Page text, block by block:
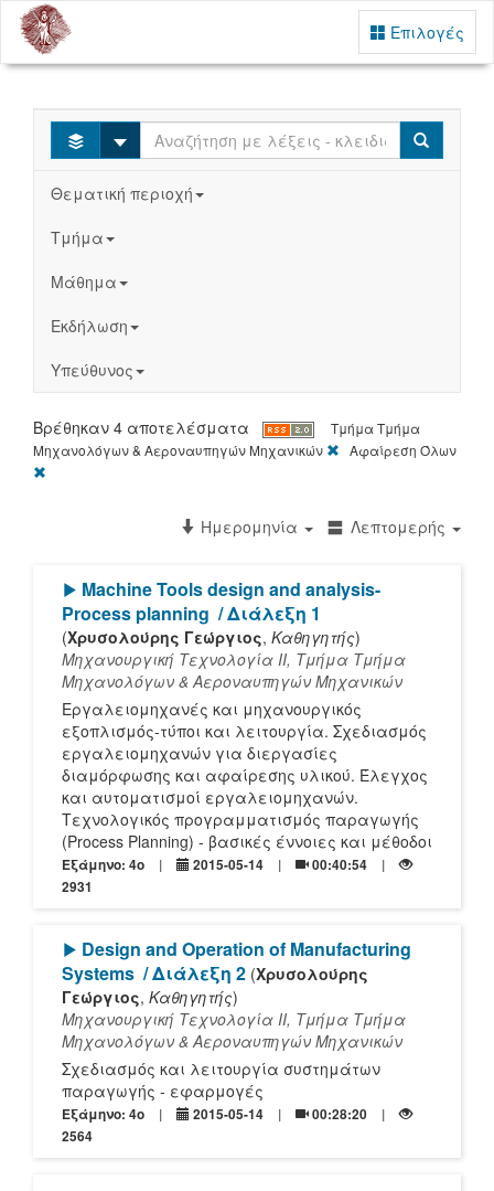
Επιλογές
Select Search
Θεματική περιοχή
Τμήμα
Μάθημα
Εκδήλωση
Υπεύθυνος
Βρέθηκαν 4 αποτελέσματα ΤμήμαΤμήμα
Μηχανολόγων & Αεροναυπηγών Μηχανικών
[X]Αφαίρεση Όλων
Λεπτομερής
Ημερομηνία
[Play]
Machine Tools design and analysis-
Process planning / Διάλεξη 1
(Χρυσολούρης Γεώργιος, Καθηγητής)
Μηχανουργική Τεχνολογία ΙΙ, Τμήμα Τμήμα
Μηχανολόγων & Αεροναυπηγών Μηχανικών
Εργαλειομηχανές και μηχανουργικός
εξοπλισμός-τύποι και λειτουργία. Σχεδιασμός
εργαλειομηχανών για διεργασίες
διαμόρφωσης και αφαίρεσης υλικού. Έλεγχος
και αυτοματισμοί εργαλειομηχανών.
Τεχνολογικός προγραμματισμός παραγωγής
(Process Planning) - βασικές έννοιες και μέθοδοι
Εξάμηνο: 4o 2015-05-14
00:40:54
2931
[Play]
Design and Operation of Manufacturing
Systems / Διάλεξη 2 (Χρυσολούρης
Γεώργιος, Καθηγητής)
Μηχανουργική Τεχνολογία ΙΙ, Τμήμα Τμήμα
Μηχανολόγων & Αεροναυπηγών Μηχανικών
Σχεδιασμός και λειτουργία συστημάτων
παραγωγής - εφαρμογές
Εξάμηνο: 4o 2015-05-14
00:28:20
2564